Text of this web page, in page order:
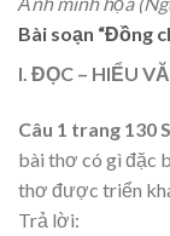
Bài soạn “Đồng
I. ĐỌC – HIỂU
Câu 1 trang 130
bài thơ có gì đặc
thơ được triển
Trả lời: